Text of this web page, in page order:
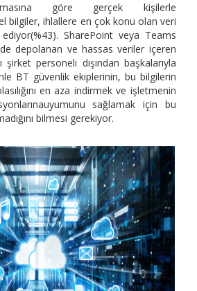
göre gerçek kişilerle
bilgiler, ihlallere en çok konu olan veri
SharePoint veya Teams
depolanan ve hassas veriler içeren
şirket personeli dışından başkalarıyla
BT güvenlik ekiplerinin, bu bilgilerin
en aza indirmek ve işletmenin
sağlamak için bu
bilmesi gerekiyor.